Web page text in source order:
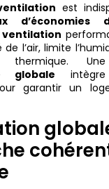
est
d’économies
l’air, limite
thermique.
globale
garantir un